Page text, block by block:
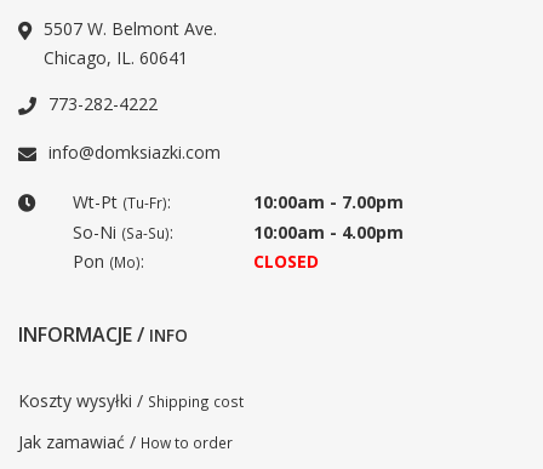
5507 W. Belmont Ave.
Chicago, IL. 60641
773-282-4222
info@domksiazki.com
Wt-Pt (Tu-Fr):
10:00am - 7.00pm
So-Ni (Sa-Su):
10:00am - 4.00pm
Pon (Mo): CLOSED
INFORMACJE / INFO
Koszty wysyłki / Shipping cost
Jak zamawiać / How to order